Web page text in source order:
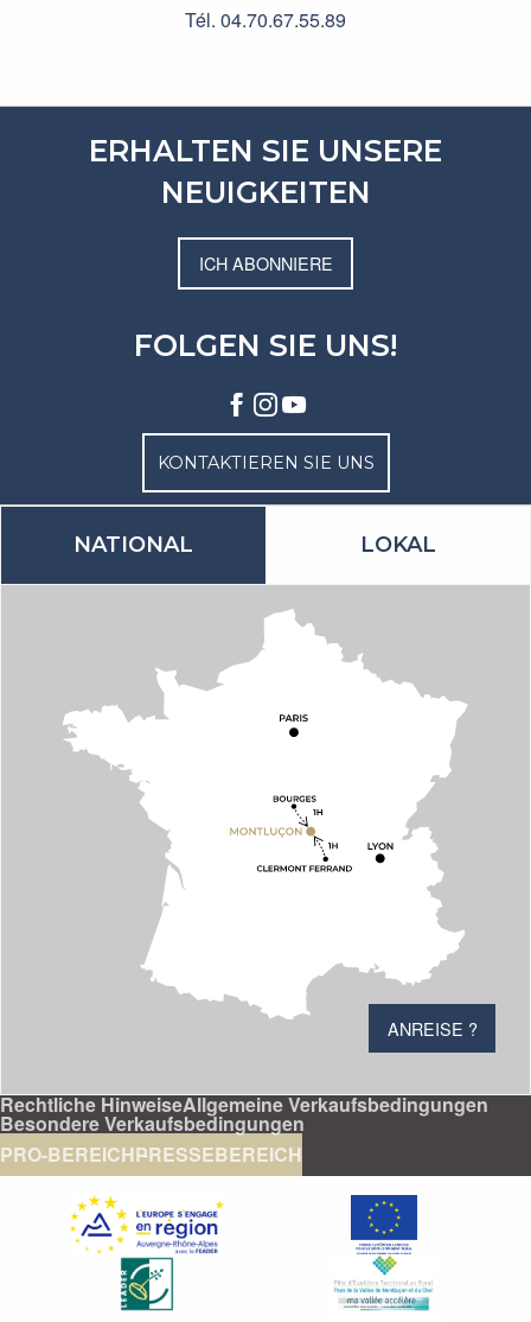
Tél. 04.70.67.55.89
ERHALTEN SIE UNSERE
NEUIGKEITEN
ICH ABONNIERE
FOLGEN SIE UNS!
KONTAKTIEREN SIE UNS
NATIONAL LOKAL
ANREISE ?
Rechtliche HinweiseAllgemeine Verkaufsbedingungen
Besondere Verkaufsbedingungen
PRO-BEREICHPRESSEBEREICH